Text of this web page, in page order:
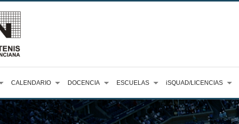
CALENDARIO DOCENCIA ESCUELAS iSQUAD/LICENCIAS